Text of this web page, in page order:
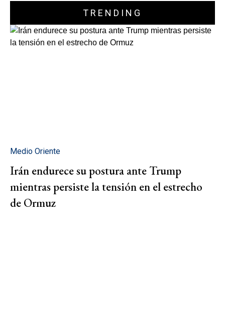
TRENDING
Medio Oriente
Irán endurece su postura ante Trump
mientras persiste la tensión en el estrecho
de Ormuz